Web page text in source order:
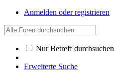
Anmelden oder registrieren
Nur Betreff durchsuchen
Erweiterte Suche